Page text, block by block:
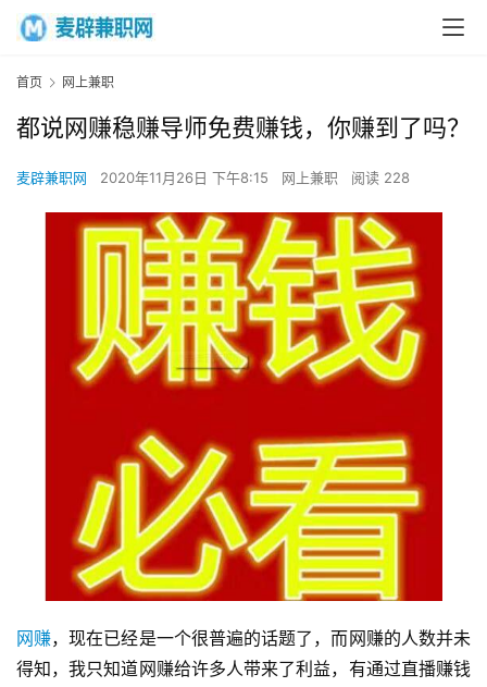
首页 网上兼职
都说网赚稳赚导师免费赚钱，你赚到了吗？
麦辟兼职网 2020年11月26日 下午8:15 网上兼职 阅读 228
网赚，现在已经是一个很普遍的话题了，而网赚的人数并未
得知，我只知道网赚给许多人带来了利益，有通过直播赚钱